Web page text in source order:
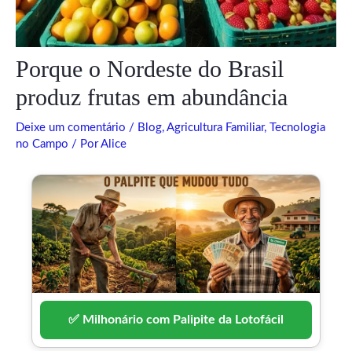
Porque o Nordeste do Brasil
produz frutas em abundância
Deixe um comentário / Blog, Agricultura Familiar,
Tecnologia
no Campo / PorAlice
✅ Milhonário com Palipite da Lotofácil